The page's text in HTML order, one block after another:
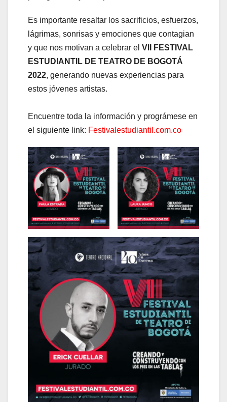
Es importante resaltar los sacrificios, esfuerzos,
lágrimas, sonrisas y emociones que contagian
y que nos motivan a celebrar el VII FESTIVAL
ESTUDIANTIL DE TEATRO DE BOGOTÁ
2022, generando nuevas experiencias para
estos jóvenes artistas.
Encuentre toda la información y prográmese en
el siguiente link: Festivalestudiantil.com.co